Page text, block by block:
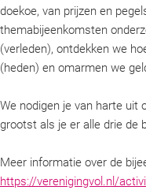
doekoe, van prijzen en
themabijeenkomsten
(verleden), ontdekken we
(heden) en omarmen we
We nodigen je van harte uit
grootst als je er alle drie de
Meer informatie over de
https://verenigingvol.nl/